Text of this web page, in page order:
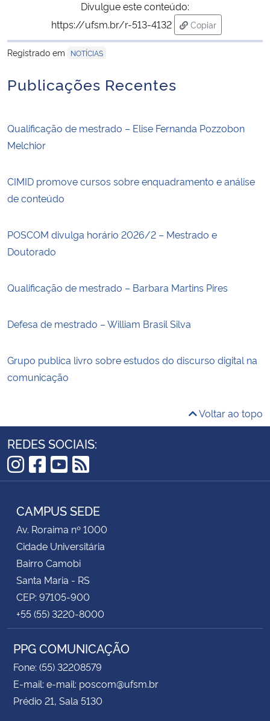
Divulgue este conteúdo:
https://ufsm.br/r-513-4132
Copiar
para área de
Registrado em
NOTÍCIAS
Publicações Recentes
Qualificação de mestrado – Elise Fernanda Pozzobon
Melchior
CIMID promove cursos sobre enquadramento e análise
de conteúdo
POSCOM divulga horário 2026/2 – Mestrado e
Doutorado
Qualificação de mestrado – Barbara Martins Pires
Defesa de mestrado – William Brasil Silva
Grupo publica livro sobre estudos do discurso digital na
comunicação
Voltar ao topo
REDES SOCIAIS:
Instagram
Facebook
YouTube
RSS
CAMPUS SEDE
Av. Roraima nº 1000
Cidade Universitária
Bairro Camobi
Santa Maria - RS
CEP: 97105-900
+55 (55) 3220-8000
PPG COMUNICAÇÃO
Fone: (55) 32208579
E-mail: e-mail: poscom@ufsm.br
Prédio 21, Sala 5130